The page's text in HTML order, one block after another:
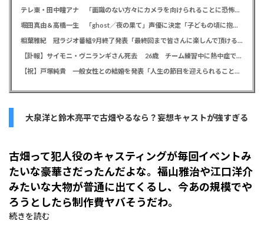
テレ東・田中瞳アナ 「面識のない方々にカメラを向けられることに恐怖を」 ロケ撮影時に勝手に撮影してくる人に注意喚起
堀田真由＆高橋一生 「ghost／夜の果て」声優に決定「子どもの頃に抱いていた言葉にはできない沢山の感情を思い出しました」
相葉雅紀 冠ラジオ番組9月終了発表「最終回まで皆さんに楽しんで頂ける番組を」、ファンからは悲しみの声
【訃報】サイモニ・ヴニランギさん死去 26歳 チーム練習中に熱中症で搬送 ラグビー・九州電力キューデンヴォルテクス選手
【祝】戸塚純貴 一般女性との結婚を発表「人生の節目を迎えられること、心より感謝しております」
大泉洋と鈴木亮平で古畑やるなら？妄想キャストが強すぎる
古畑って犯人役のキャスティングが毎回イベントみ
たいな豪華さだったんだよな。福山雅治や江口洋介
みたいな大物が普通に出てくるし、今あの規模でや
ろうとしたら制作費ヤバそうだわ。
続きを読む